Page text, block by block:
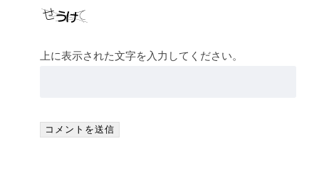
上に表示された文字を入力してください。